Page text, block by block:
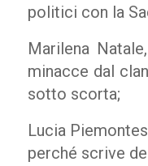
politici con la
Marilena
minacce dal
sotto scorta;
Lucia
perché scrive